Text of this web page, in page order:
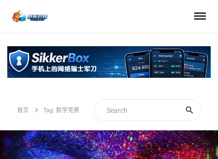
首页 Tag: 数学竞赛